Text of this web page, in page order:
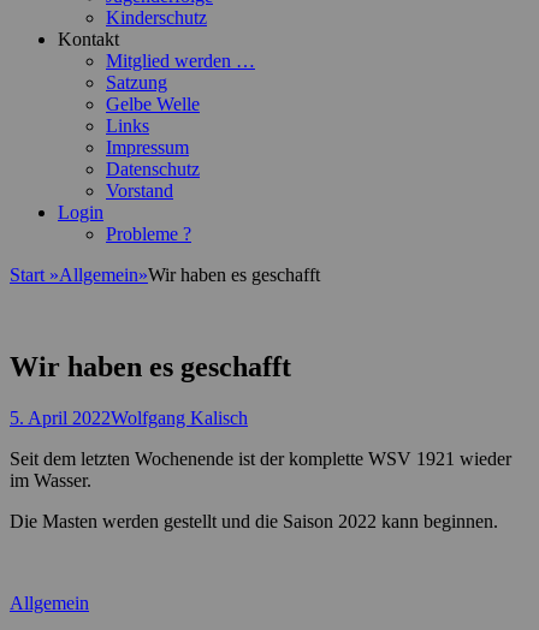
Kinderschutz
Kontakt
Mitglied werden …
Satzung
Gelbe Welle
Links
Impressum
Datenschutz
Vorstand
Login
Probleme ?
Start »Allgemein»Wir haben es geschafft
Wir haben es geschafft
Posted
5. April 2022Autor
Wolfgang Kalisch
Seit dem letzten Wochenende ist der komplette WSV 1921 wieder
im Wasser.
Die Masten werden gestellt und die Saison 2022 kann beginnen.
Kategorien
Allgemein